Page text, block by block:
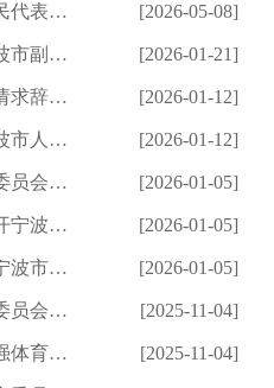
大事项办... [2026-05-08]
的决定 [2026-01-21]
职务的决定 [2026-01-12]
务的决定 [2026-01-12]
债务结... [2026-01-05]
六次会议... [2026-01-05]
的决定 [2026-01-05]
调整方... [2025-11-04]
理的决定 [2025-11-04]